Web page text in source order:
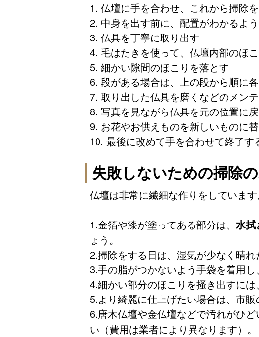
1. 仏壇に手を合わせ、これから掃除
2. 中身を出す前に、配置がわかるよ
3. 仏具を丁寧に取り出す
4. 毛はたきを使って、仏壇内部のほ
5. 細かい隙間のほこりを落とす
6. 段がある場合は、上の段から順に
7. 取り出した仏具を磨くなどのメン
8. 写真を見ながら仏具を元の位置に
9. お花やお供えものを新しいものに
10. 最後に改めて手を合わせて終了す
失敗しないための掃除
仏壇は非常に繊細な作りをしていま
1.金箔や漆が塗ってある部分は、 水拭
ょう。
2.掃除をする日は、湿気が少なく晴れ
3.手の脂がつかないよう手袋を着用
4.細かい部分のほこりを掻き出すには
5.より綺麗に仕上げたい場合は、市
6.唐木仏壇や金仏壇などで汚れがひど
い（費用は業者により異なります）。